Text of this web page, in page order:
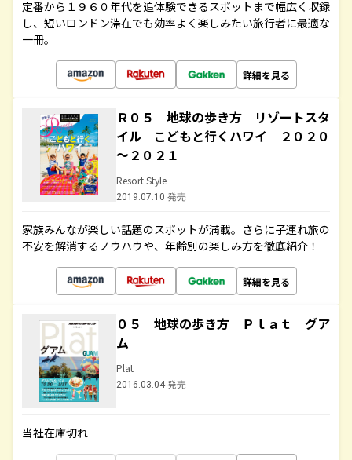
定番から１９６０年代を追体験できるスポットまで幅広く収録
し、短いロンドン滞在でも効率よく楽しみたい旅行者に最適な
一冊。
詳細を見る
Ｒ０５ 地球の歩き方 リゾートスタ
イル こどもと行くハワイ ２０２０
～２０２１
Resort Style
2019.07.10 発売
家族みんなが楽しい話題のスポットが満載。さらに子連れ旅の
不安を解消するノウハウや、年齢別の楽しみ方を徹底紹介！
詳細を見る
０５ 地球の歩き方 Ｐｌａｔ グア
ム
Plat
2016.03.04 発売
当社在庫切れ